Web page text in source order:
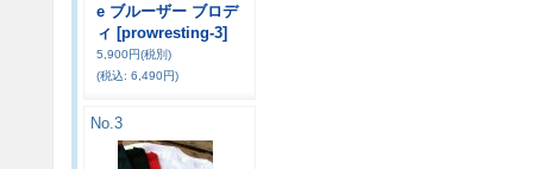
e ブルーザー ブロデ
ィ [prowresting-3]
5,900円(税別)
(税込: 6,490円)
No.3